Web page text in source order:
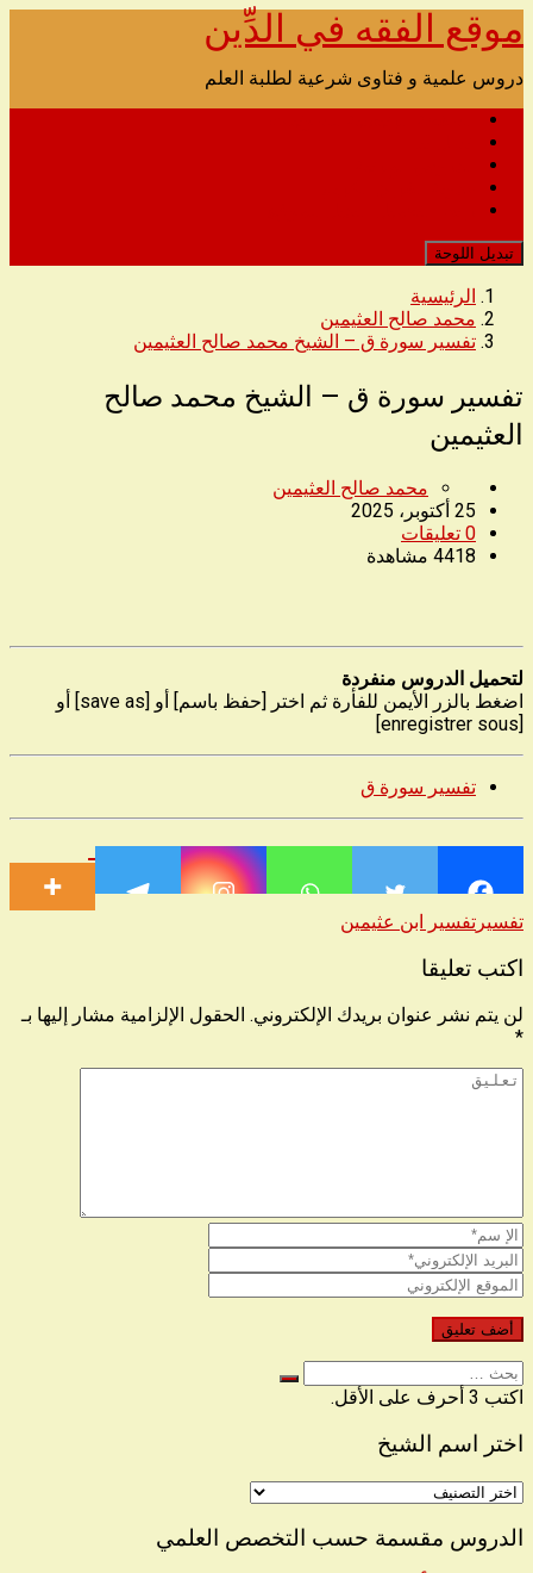
تخطى
الى
موقع الفقه في الدِّين
دروس علمية و فتاوى شرعية لطلبة العلم
تبديل اللوحة
الرئيسية
محمد صالح العثيمين
تفسير سورة ق – الشيخ محمد صالح العثيمين
تفسير سورة ق – الشيخ محمد صالح
العثيمين
محمد صالح العثيمين
25 أكتوبر، 2025
0 تعليقات
4418 مشاهدة
لتحميل الدروس منفردة
اضغط بالزر الأيمن للفأرة ثم اختر [حفظ باسم] أو [save as] أو
[enregistrer sous]
تفسير سورة ق
تفسير تفسير ابن عثيمين
اكتب تعليقا
لن يتم نشر عنوان بريدك الإلكتروني. الحقول الإلزامية مشار إليها بـ
*
البحث
عن
اكتب 3 أحرف على الأقل.
اختر اسم الشيخ
اختر
الشيخ
الدروس مقسمة حسب التخصص العلمي